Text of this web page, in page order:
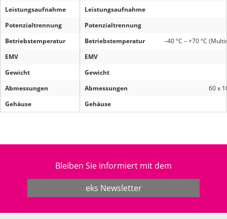
Leistungsaufnahme
Potenzialtrennung
Betriebstemperatur –40 °C – +70 °C
EMV
Gewicht
Abmessungen 60 x
Gehäuse
Leistungsaufnahme
Potenzialtrennung
Betriebstemperatur
EMV
Gewicht
Abmessungen
Gehäuse
Bleiben Sie informiert mit dem
eks Newsletter